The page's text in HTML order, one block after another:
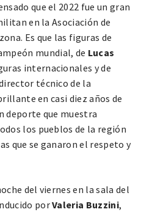
que el 2022 fue un gran
en la Asociación de
Es que las figuras de
mundial, de Lucas
internacionales y de
técnico de la
en casi diez años de
deporte que muestra
los pueblos de la región
que se ganaron el respeto y
del viernes en la sala del
porValeria Buzzini,